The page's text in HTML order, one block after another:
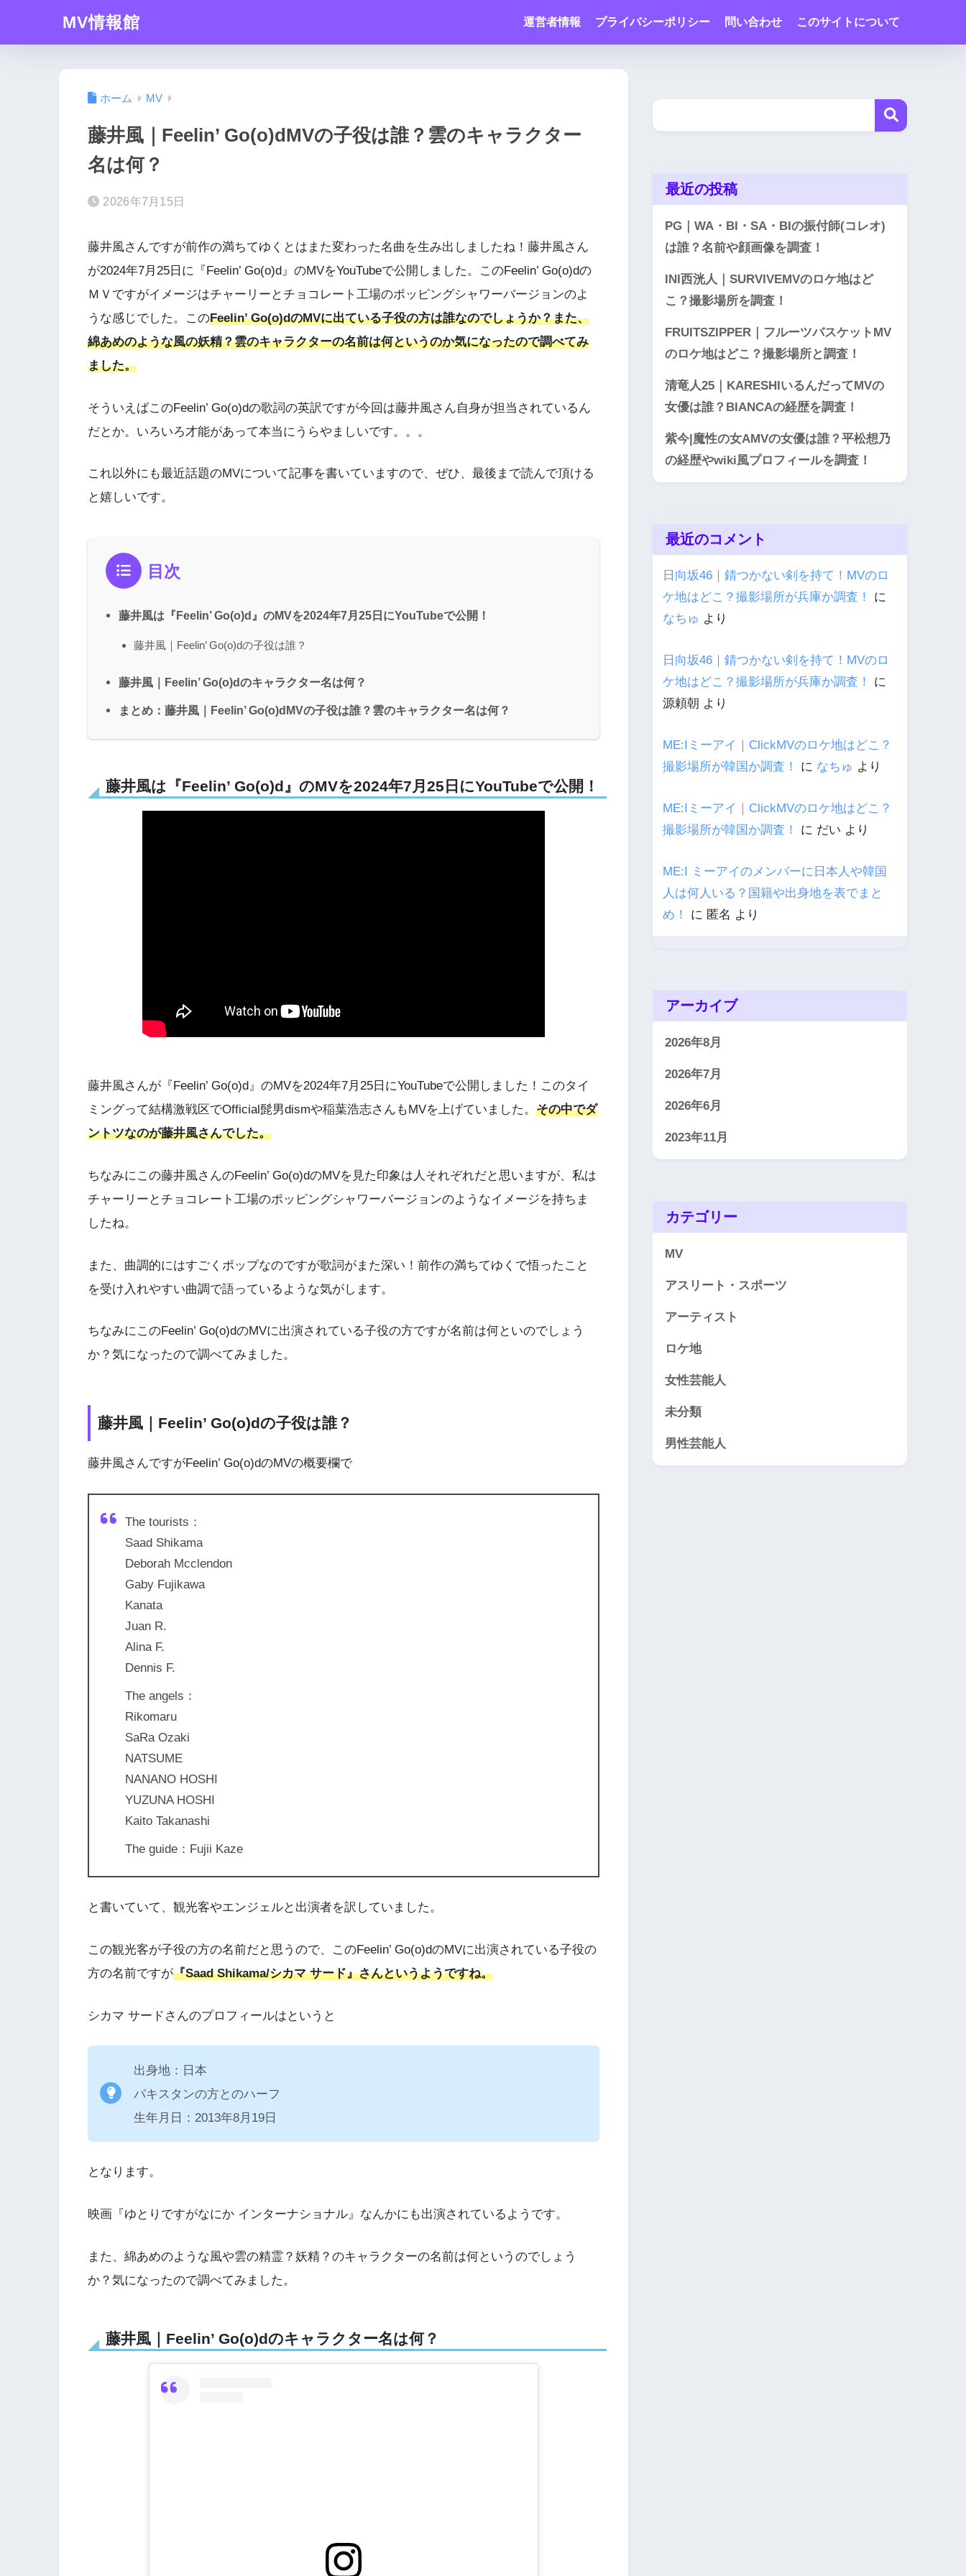
MV情報館 運営者情報 プライバシーポリシー 問い合わせ このサイトについて
ホーム MV
藤井風｜Feelin’ Go(o)dMVの子役は誰？雲のキャラクター
名は何？
2026年7月15日
藤井風さんですが前作の満ちてゆくとはまた変わった名曲を生み出しましたね！藤井風さん
が2024年7月25日に『Feelin’ Go(o)d』のMVをYouTubeで公開しました。このFeelin’ Go(o)dの
ＭＶですがイメージはチャーリーとチョコレート工場のポッピングシャワーバージョンのよ
うな感じでした。このFeelin’ Go(o)dのMVに出ている子役の方は誰なのでしょうか？また、
綿あめのような風の妖精？雲のキャラクターの名前は何というのか気になったので調べてみ
ました。
そういえばこのFeelin’ Go(o)dの歌詞の英訳ですが今回は藤井風さん自身が担当されているん
だとか。いろいろ才能があって本当にうらやましいです。。。
これ以外にも最近話題のMVについて記事を書いていますので、ぜひ、最後まで読んで頂ける
と嬉しいです。
目次
藤井風は『Feelin’ Go(o)d』のMVを2024年7月25日にYouTubeで公開！
藤井風｜Feelin’ Go(o)dの子役は誰？
藤井風｜Feelin’ Go(o)dのキャラクター名は何？
まとめ：藤井風｜Feelin’ Go(o)dMVの子役は誰？雲のキャラクター名は何？
藤井風は『Feelin’ Go(o)d』のMVを2024年7月25日にYouTubeで公開！
藤井風さんが『Feelin’ Go(o)d』のMVを2024年7月25日にYouTubeで公開しました！このタイ
ミングって結構激戦区でOfficial髭男dismや稲葉浩志さんもMVを上げていました。 その中でダ
ントツなのが藤井風さんでした。
ちなみにこの藤井風さんのFeelin’ Go(o)dのMVを見た印象は人それぞれだと思いますが、私は
チャーリーとチョコレート工場のポッピングシャワーバージョンのようなイメージを持ちま
したね。
また、曲調的にはすごくポップなのですが歌詞がまた深い！前作の満ちてゆくで悟ったこと
を受け入れやすい曲調で語っているような気がします。
ちなみにこのFeelin’ Go(o)dのMVに出演されている子役の方ですが名前は何といのでしょう
か？気になったので調べてみました。
藤井風｜Feelin’ Go(o)dの子役は誰？
藤井風さんですがFeelin’ Go(o)dのMVの概要欄で
The tourists：
Saad Shikama
Deborah Mcclendon
Gaby Fujikawa
Kanata
Juan R.
Alina F.
Dennis F.
The angels：
Rikomaru
SaRa Ozaki
NATSUME
NANANO HOSHI
YUZUNA HOSHI
Kaito Takanashi
The guide：Fujii Kaze
と書いていて、観光客やエンジェルと出演者を訳していました。
この観光客が子役の方の名前だと思うので、このFeelin’ Go(o)dのMVに出演されている子役の
方の名前ですが『Saad Shikama/シカマ サード』さんというようですね。
シカマ サードさんのプロフィールはというと
出身地：日本
パキスタンの方とのハーフ
生年月日：2013年8月19日
となります。
映画『ゆとりですがなにか インターナショナル』なんかにも出演されているようです。
また、綿あめのような風や雲の精霊？妖精？のキャラクターの名前は何というのでしょう
か？気になったので調べてみました。
藤井風｜Feelin’ Go(o)dのキャラクター名は何？
最近の投稿
PG｜WA・BI・SA・BIの振付師(コレオ)
は誰？名前や顔画像を調査！
INI西洸人｜SURVIVEMVのロケ地はど
こ？撮影場所を調査！
FRUITSZIPPER｜フルーツバスケットMV
のロケ地はどこ？撮影場所と調査！
清竜人25｜KARESHIいるんだってMVの
女優は誰？BIANCAの経歴を調査！
紫今|魔性の女AMVの女優は誰？平松想乃
の経歴やwiki風プロフィールを調査！
最近のコメント
日向坂46｜錆つかない剣を持て！MVのロ
ケ地はどこ？撮影場所が兵庫か調査！
に
なちゅ より
日向坂46｜錆つかない剣を持て！MVのロ
ケ地はどこ？撮影場所が兵庫か調査！
に
源頼朝 より
ME:Iミーアイ｜ClickMVのロケ地はどこ？
撮影場所が韓国か調査！
に なちゅ より
ME:Iミーアイ｜ClickMVのロケ地はどこ？
撮影場所が韓国か調査！
に だい より
ME:I ミーアイのメンバーに日本人や韓国
人は何人いる？国籍や出身地を表でまと
め！
に 匿名 より
アーカイブ
2026年8月
2026年7月
2026年6月
2023年11月
カテゴリー
MV
アスリート・スポーツ
アーティスト
ロケ地
女性芸能人
未分類
男性芸能人